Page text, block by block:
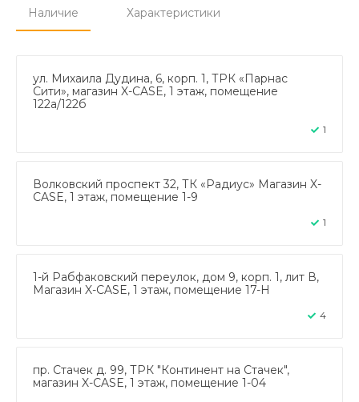
Наличие Характеристики
ул. Михаила Дудина, 6, корп. 1, ТРК «Парнас
Сити», магазин X-CASE, 1 этаж, помещение
122а/122б
1
Волковский проспект 32, ТК «Радиус» Магазин X-
CASE, 1 этаж, помещение 1-9
1
1-й Рабфаковский переулок, дом 9, корп. 1, лит В,
Магазин X-CASE, 1 этаж, помещение 17-Н
4
пр. Стачек д. 99, ТРК "Континент на Стачек",
магазин X-CASE, 1 этаж, помещение 1-04